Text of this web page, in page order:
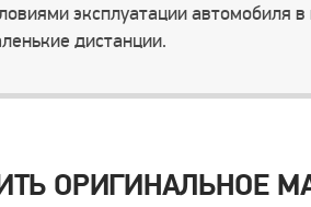
эксплуатации автомобиля
дистанции.
ОРИГИНАЛЬНОЕ